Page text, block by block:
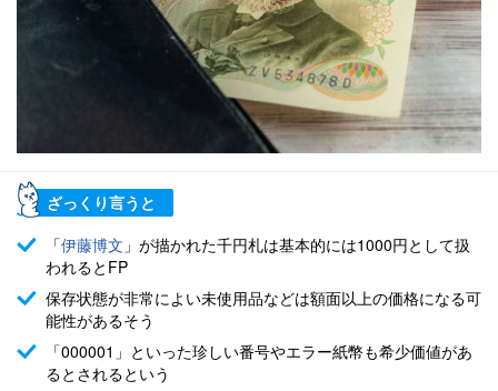
ざっくり言うと
「伊藤博文 」が描かれた千円札は基本的には1000円として扱
われるとFP
保存状態が非常によい未使用品などは額面以上の価格になる可
能性があるそう
「000001」といった珍しい番号やエラー紙幣も希少価値があ
るとされるという